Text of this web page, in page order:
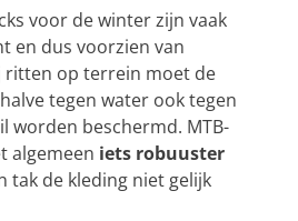
voor de winter zijn vaak
en dus voorzien van
ritten op terrein moet de
tegen water ook tegen
worden beschermd. MTB-
algemeen iets robuuster
tak de kleding niet gelijk